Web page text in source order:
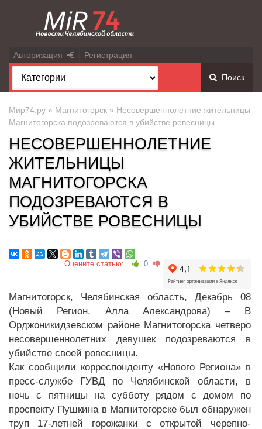
Авторизация Регистрация
Поиск
Мир74.ру » Магнитогорск » Несовершеннолетние жительницы
Магнитогорска подозреваются в убийстве ровесницы
НЕСОВЕРШЕННОЛЕТНИЕ
ЖИТЕЛЬНИЦЫ
МАГНИТОГОРСКА
ПОДОЗРЕВАЮТСЯ В
УБИЙСТВЕ РОВЕСНИЦЫ
Оцените статью: 0
Магнитогорск, Челябинская область, Декабрь 08
(Новый Регион, Алла Александрова) – В
Орджоникидзевском районе Магнитогорска четверо
несовершеннолетних девушек подозреваются в
убийстве своей ровесницы.
Как сообщили корреспонденту «Нового Региона» в
пресс-службе ГУВД по Челябинской области, в
ночь с пятницы на субботу рядом с домом по
проспекту Пушкина в Магнитогорске был обнаружен
труп 17-летней горожанки с открытой черепно-